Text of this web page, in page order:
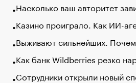
Насколько ваш авторитет
Казино проиграло. Как ИИ-
Выживают сильнейших.
Как банк Wildberries резко
Сотрудники открыли новый